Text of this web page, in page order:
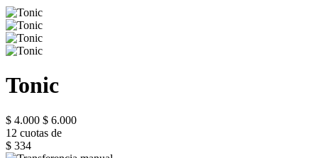
Tonic
$ 4.000 $ 6.000
12 cuotas de
$ 334